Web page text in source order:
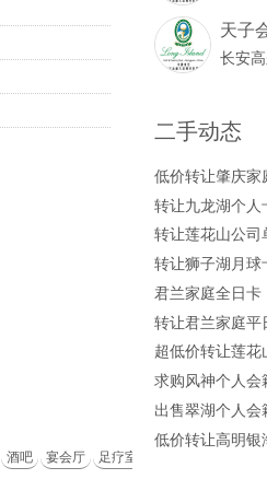
酒吧 宴会厅 足疗室
天子
长安
二手动态
转让莲花山公司
转让狮子湖月球
君兰家庭全日卡
转让君兰家庭平
超低价转让莲花
求购风神个人会
出售翠湖个人会
低价转让高明银